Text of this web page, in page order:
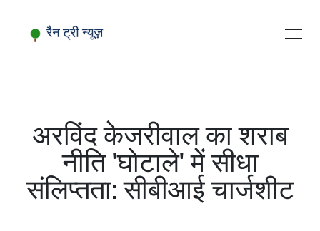
अरविंद केजरीवाल का शराब
नीति 'घोटाले' में सीधा
संलिप्तता: सीबीआई चार्जशीट